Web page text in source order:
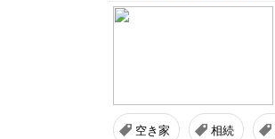
空き家 相続